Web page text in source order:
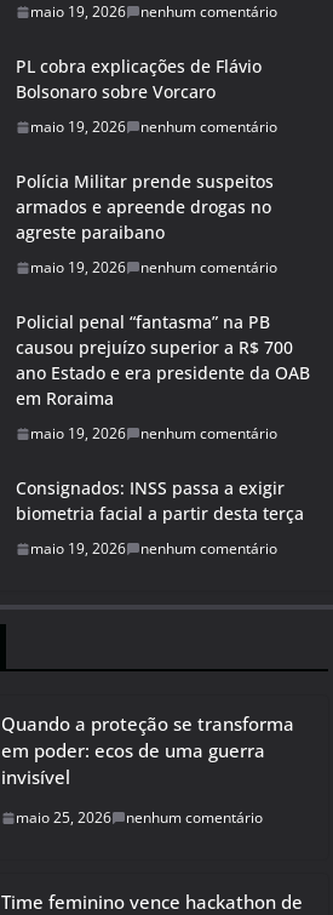
maio 19, 2026 nenhum comentário
PL cobra explicações de Flávio
Bolsonaro sobre Vorcaro
maio 19, 2026 nenhum comentário
Polícia Militar prende suspeitos
armados e apreende drogas no
agreste paraibano
maio 19, 2026 nenhum comentário
Policial penal “fantasma” na PB
causou prejuízo superior a R$ 700
ano Estado e era presidente da OAB
em Roraima
maio 19, 2026 nenhum comentário
Consignados: INSS passa a exigir
biometria facial a partir desta terça
maio 19, 2026 nenhum comentário
Quando a proteção se transforma
em poder: ecos de uma guerra
invisível
maio 25, 2026 nenhum comentário
Time feminino vence hackathon de